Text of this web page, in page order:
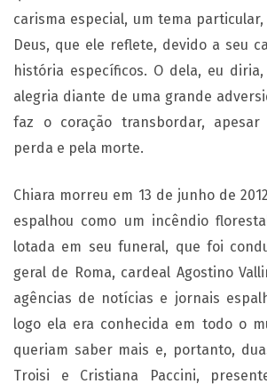
carisma especial, um tema
Deus, que ele reflete, devido a seu
história específicos. O dela, eu
alegria diante de uma grande
faz o coração transbordar,
perda e pela morte.
Chiara morreu em 13 de junho de
espalhou como um incêndio
lotada em seu funeral, que foi
geral de Roma, cardeal Agostino
agências de notícias e jornais
logo ela era conhecida em todo o
queriam saber mais e, portanto,
Troisi e Cristiana Paccini,